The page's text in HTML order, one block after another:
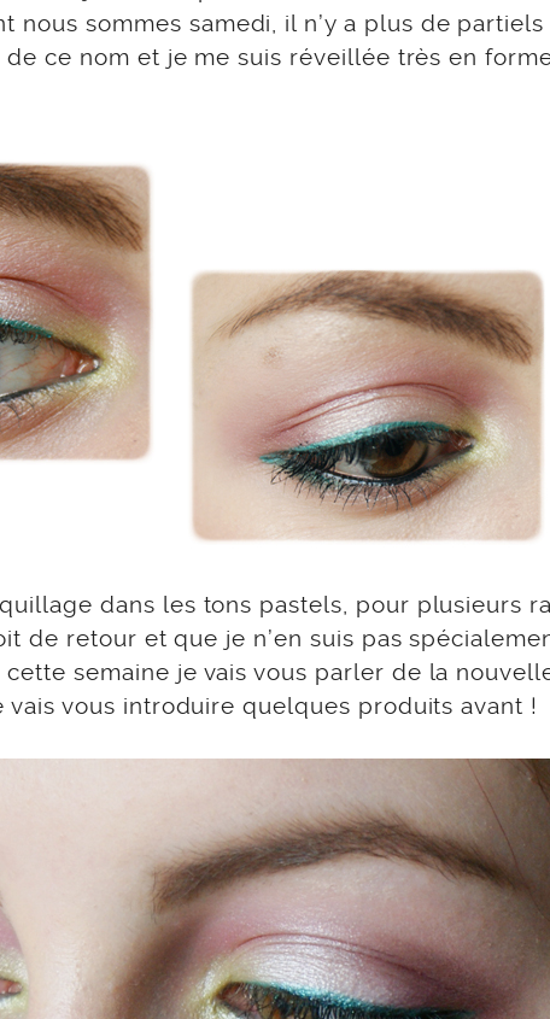
sommes samedi, il n’y a plus de partiels
ce nom et je me suis réveillée très en
dans les tons pastels, pour plusieurs
de retour et que je n’en suis pas
semaine je vais vous parler de la
vais vous introduire quelques produits avant !